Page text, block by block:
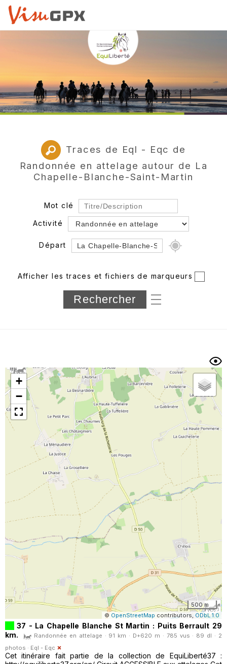
Traces de Eql - Eqc de
Randonnée en attelage autour de La
Chapelle-Blanche-Saint-Martin
Mot clé
Activité
Départ
Département
Longueur min/max
Trier par
Horodatage Photos
Afficher les traces et fichiers de marqueurs
+
−
500 m
© OpenStreetMap contributors, ODbL 1.0
37 - La Chapelle Blanche St Martin : Puits Berrault 29
km.
Randonnée en attelage · 91 km · D+620 m · 785 vus · 89 dl · 2
photos · Eql - Eqc
Cet itinéraire fait partie de la collection de EquiLiberté37 :